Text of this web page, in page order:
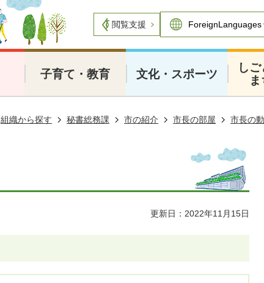
閲覧支援
子育て・教育 文化・スポーツ
しご
組織から探す 秘書総務課 市の紹介 市長の部屋 市長の
更新日：2022年11月15日